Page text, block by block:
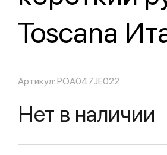
Toscana
Артикул: POA047JE022
Нет в наличии